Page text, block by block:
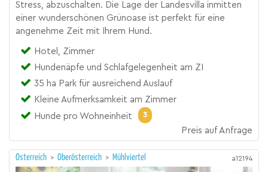
Stress, abzuschalten. Die Lage der Landesvilla inmitten
einer wunderschönen Grünoase ist perfekt für eine
angenehme Zeit mit Ihrem Hund.
Hotel, Zimmer
Hundenäpfe und Schlafgelegenheit am ZI
35 ha Park für ausreichend Auslauf
Kleine Aufmerksamkeit am Zimmer
Hunde pro Wohneinheit
3
Preis auf Anfrage
Österreich > Oberösterreich > Mühlviertel a12194